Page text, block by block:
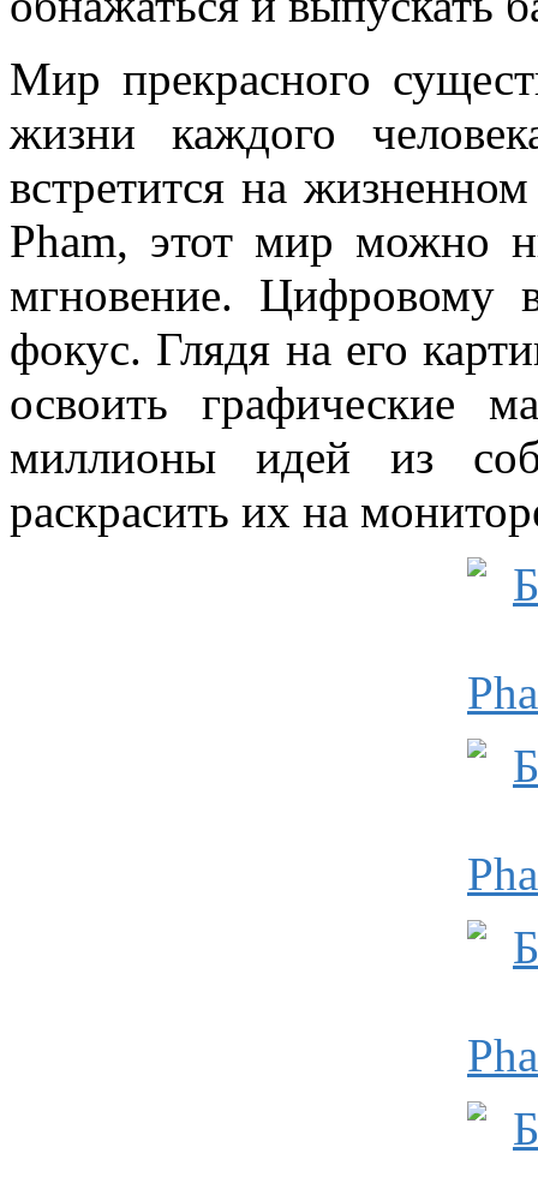
Мир прекрасного
жизни каждого
встретится на
Pham, этот мир можно
мгновение. Цифровому
фокус. Глядя на его
освоить графические
миллионы идей из
раскрасить их на